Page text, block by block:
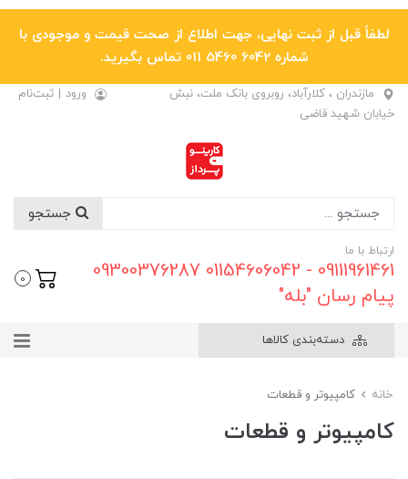
لطفاً قبل از ثبت نهایی، جهت اطلاع از صحت قیمت و موجودی با
شماره 6042 5460 011 تماس بگیرید.
مازندران ، کلارآباد، روبروی بانک ملت، نبش
خیابان شهید قاضی
ورود | ثبت‌نام
ارتباط با ما
09111961461 - 01154606042 09300376287
پیام رسان "بله"
0
دسته‌بندی کالاها
خانه کامپیوتر و قطعات
کامپیوتر و قطعات